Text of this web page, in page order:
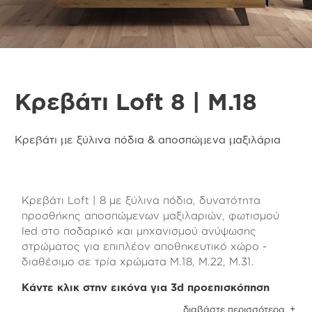
Κρεβάτι Loft 8 | M.18
Κρεβάτι με ξύλινα πόδια & αποσπώμενα μαξιλάρια
Κρεβάτι Loft | 8 με ξύλινα πόδια, δυνατότητα
προσθήκης αποσπώμενων μαξιλαριών, φωτισμού
led στο ποδαρικό και μηχανισμού ανύψωσης
στρώματος για επιπλέον αποθηκευτικό χώρο -
διαθέσιμο σε τρία χρώματα Μ.18, Μ.22, Μ.31.
Κάντε κλικ στην εικόνα για 3d προεπισκόπηση
Το κρεβάτι Loft 8 | Μ.18 είναι κατασκευασμένο
διαβάστε περισσότερα